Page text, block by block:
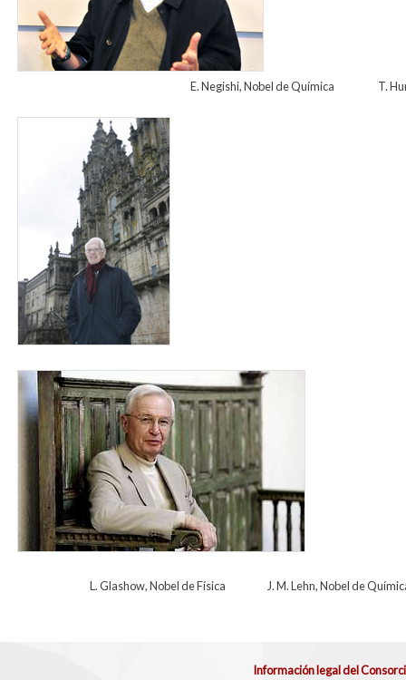
E. Negishi, Nobel de Química T.
sheldon.jpg
lehn.jpg
L. Glashow, Nobel de Física J. M. Lehn, Nobel de
Información legal del